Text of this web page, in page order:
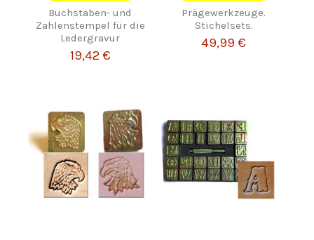
Buchstaben- und
Zahlenstempel für die
Ledergravur
19,42 €
Prägewerkzeuge.
Stichelsets.
49,99 €